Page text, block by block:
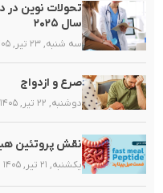
تحولات نوین در
سال ۲۰۲۵
سه شنبه, ۲۳ تیر, ۱۴۰۵
صرع و ازدواج
دوشنبه, ۲۲ تیر, ۱۴۰۵
نقش پروتئین
یکشنبه, ۲۱ تیر, ۱۴۰۵